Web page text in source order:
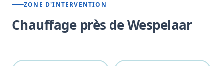
ZONE D'INTERVENTION
Chauffage près de Wespelaar